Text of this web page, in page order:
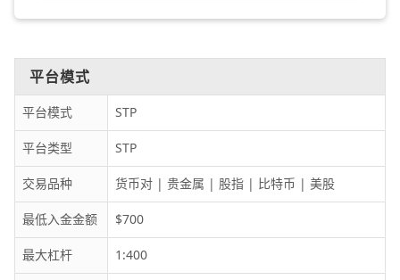
平台模式
平台模式 STP
平台类型 STP
交易品种 货币对 | 贵金属 | 股指 | 比特币 | 美股
最低入金金额 $700
最大杠杆 1:400